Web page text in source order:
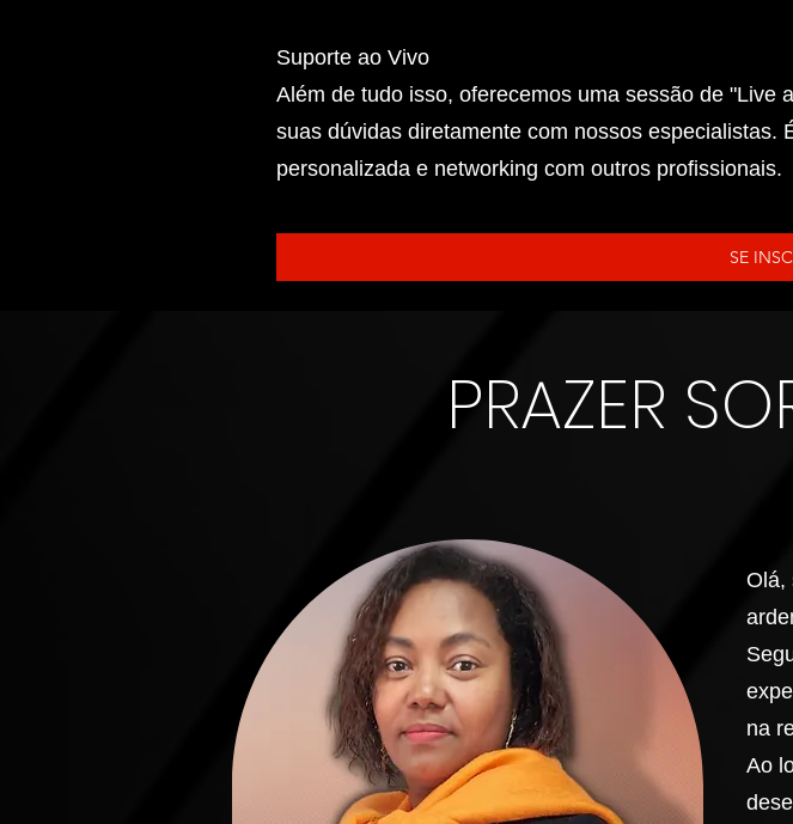
Suporte ao Vivo
Além de tudo isso, oferecemos uma sessão de "Live
suas dúvidas diretamente com nossos especialistas.
personalizada e networking com outros profissionais.
SE
PRAZER
Olá,
na
Ao